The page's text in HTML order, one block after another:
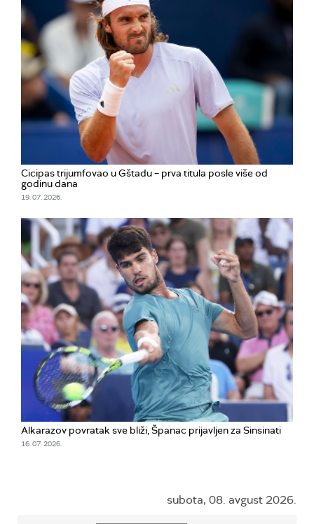
Cicipas trijumfovao u Gštadu – prva titula posle više od
godinu dana
19. 07. 2026.
Alkarazov povratak sve bliži, Španac prijavljen za Sinsinati
16. 07. 2026.
subota, 08. avgust 2026.